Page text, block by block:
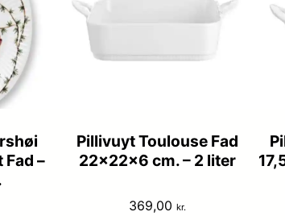
–
Pillivuyt Toulouse Fad
22x22x6 cm. – 2 liter
369,00 kr.